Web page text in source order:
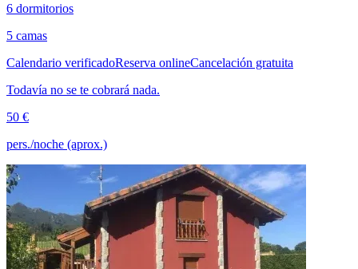
6 dormitorios
5 camas
Calendario verificadoReserva onlineCancelación gratuita
Todavía no se te cobrará nada.
50 €
pers./noche (aprox.)